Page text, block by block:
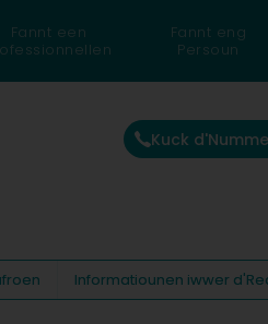
Fannt een
Fannt eng
Persoun
Kuck
Informatiounen iwwer